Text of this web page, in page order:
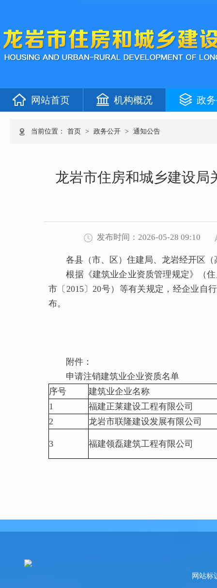
网站首页 机构概况 政
当前位置： 首页 > 政务公开 > 通知公告
龙岩市住房和城乡建设局
发布时间：2026-05-28 09:10
各县（市、区）住建局、龙岩经开区（
根据《建筑业企业资质管理规定》（住
市〔2015〕20号）等有关规定，经企业自
布。
附件：
申请注销建筑业企业资质名单
序号
建筑业企业名称
1
福建正莱建设工程有限公司
2
龙岩市联隆建设发展有限公司
3 福建领磊建筑工程有限公司
网站标